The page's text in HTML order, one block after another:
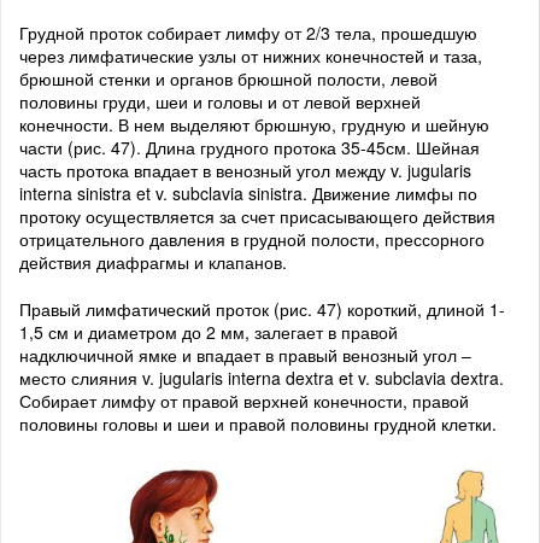
Грудной проток собирает лимфу от 2/3 тела, прошедшую
через лимфатические узлы от нижних конечностей и таза,
брюшной стенки и органов брюшной полости, левой
половины груди, шеи и головы и от левой верхней
конечности. В нем выделяют брюшную, грудную и шейную
части (рис. 47). Длина грудного протока 35-45см. Шейная
часть протока впадает в венозный угол между v. jugularis
interna sinistra et v. subclavia sinistra. Движение лимфы по
протоку осуществляется за счет присасывающего действия
отрицательного давления в грудной полости, прессорного
действия диафрагмы и клапанов.
Правый лимфатический проток (рис. 47) короткий, длиной 1-
1,5 см и диаметром до 2 мм, залегает в правой
надключичной ямке и впадает в правый венозный угол –
место слияния v. jugularis interna dextra et v. subclavia dextra.
Собирает лимфу от правой верхней конечности, правой
половины головы и шеи и правой половины грудной клетки.